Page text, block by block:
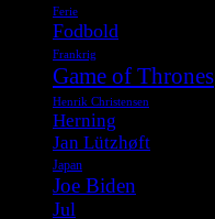
Ferie
Fodbold
Frankrig
Game of Thrones
Henrik Christensen
Herning
Jan Lützhøft
Japan
Joe Biden
Jul